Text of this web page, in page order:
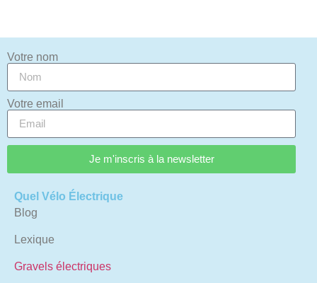
Votre nom
Votre email
Je m'inscris à la newsletter
Quel Vélo Électrique
Blog
Lexique
Gravels électriques